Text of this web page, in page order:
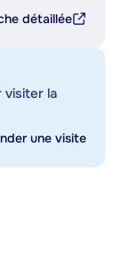
détaillée
visiter la
une visite